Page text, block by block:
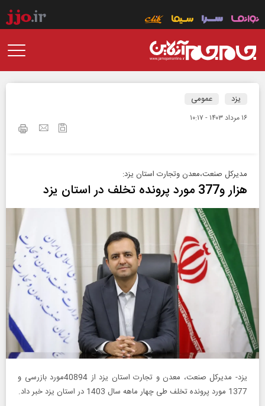
یزد عمومی
۱۶ مرداد ۱۴۰۳ - ۱۰:۱۷
مدیرکل صنعت،معدن وتجارت استان یزد:
هزار و377 مورد پرونده تخلف در استان یزد
یزد- مدیرکل صنعت، معدن و تجارت استان یزد از 40894مورد بازرسی و
1377 مورد پرونده تخلف طی چهار ماهه سال 1403 در استان یزد خبر داد.